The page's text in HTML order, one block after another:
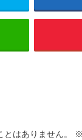
はありません。